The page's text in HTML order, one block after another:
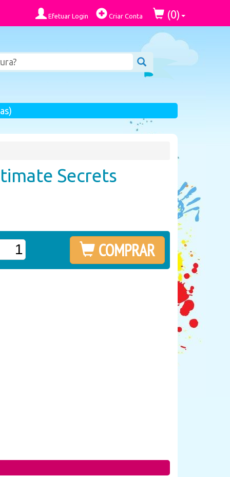
Efetuar Login Criar Conta (0)
Secrets
COMPRAR